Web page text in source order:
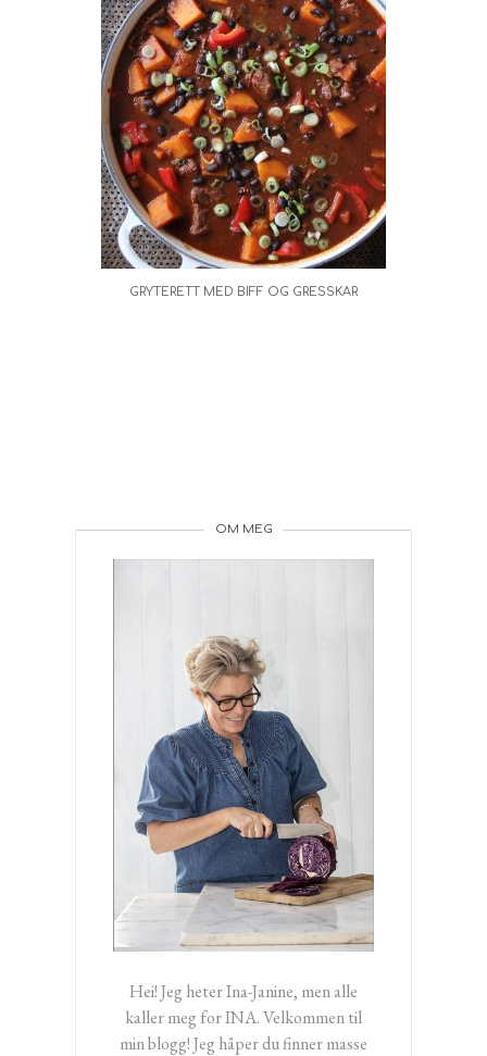
GRYTERETT MED BIFF OG GRESSKAR
OM MEG
Hei! Jeg heter Ina-Janine, men alle
kaller meg for INA. Velkommen til
min blogg! Jeg håper du finner masse